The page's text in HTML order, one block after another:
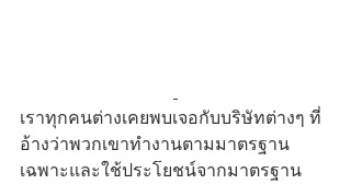
เราทุกคนต่างเคยพบเจอกับบริษัทต่างๆ ที่
อ้างว่าพวกเขาทำงานตามมาตรฐาน
เฉพาะและใช้ประโยชน์จากมาตรฐาน